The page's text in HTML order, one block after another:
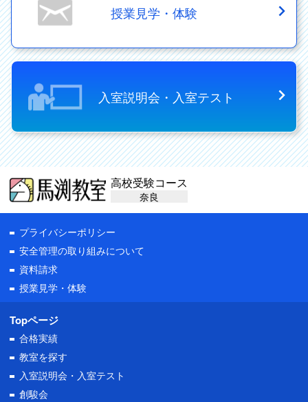
授業見学・体験
入室説明会・入室テスト
高校受験コース
奈良
プライバシーポリシー
安全管理の取り組みについて
資料請求
授業見学・体験
Topページ
合格実績
教室を探す
入室説明会・ 入室テスト
創駿会